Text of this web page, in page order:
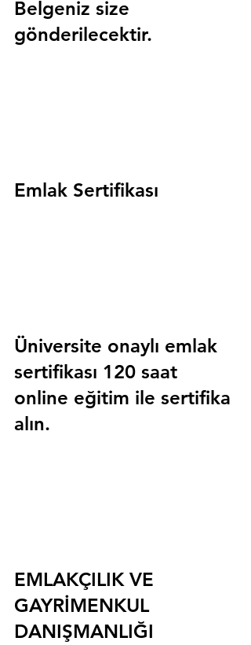
Belgeniz size
gönderilecektir.
Emlak Sertifikası
Üniversite onaylı emlak
sertifikası 120 saat
online eğitim ile sertifika
alın.
EMLAKÇILIK VE
GAYRİMENKUL
DANIŞMANLIĞI